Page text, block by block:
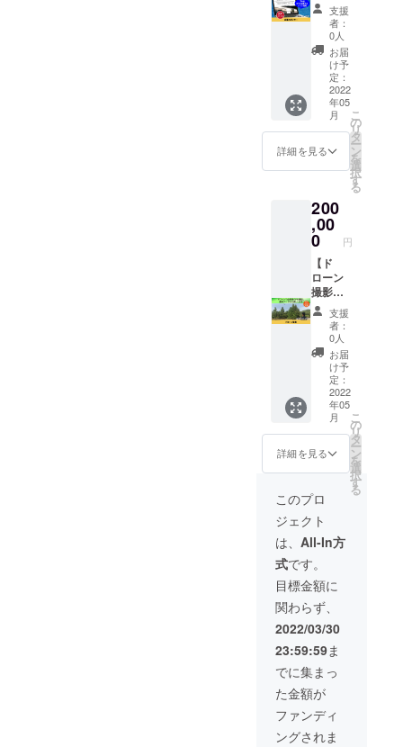
ンサー
として
企業名
を掲載
させて
いただ
きま
す。 あ
なたの
企業名
をスイ
マーコ
ミュニ
「TRUE
FUN」
でPRで
きま
す。 ※
掲載内
容は
メール
にて打
合せさ
せてい
ただき
ます。
※ネット
ワーク
販売や
企業イ
メージ
が相違
する場
合等、
掲載を
お断り
させて
いただ
く場合
があり
ます。
お断り
させて
いただ
いた場
合にお
いても
返金は
いたし
かねま
す。 ※
スイ
マーコ
ミュニ
ティ
「TRUE
FUN」
の企業
スポン
サーに
なれる
権利で
す。 HP
に企業
サーと
して企
業名と
ホーム
ページ
のリン
クを掲
載させ
ていた
だきま
す。 あ
なたの
企業名
をNext
Find
Valueの
HPで
PRでき
ます。
https://
www.ne
xtfindv
alue.co
m/ ※掲
載内容
はメー
ルにて
打合せ
させて
いただ
きま
す。 ※
ネット
ワーク
販売や
企業イ
メージ
が相違
支援
者：
0人
お届
け予
定：
2022
年05
月
詳細を見る
こ
の
リ
タ
ー
ン
を
選
択
す
る
200
,00
0 円
【ド
ローン
撮影】
ドロー
ンで企
業様の
PR撮影
し、撮
影デー
タをお
渡しし
ます。
合計25
分程度
のフラ
イトで
撮影と
なりま
す。 地
方公共
団体、
TV会
社、映
像会社
などと
の実績
のある
ドロー
ン撮影
を是非
ご利用
くださ
い。 ※
空港付
支援
者：
0人
お届
け予
定：
2022
年05
月
詳細を見る
こ
の
リ
タ
ー
ン
を
選
択
す
る
このプロ
ジェクト
は、 All-In方
式です。
目標金額に
関わらず、
2022/03/30
23:59:59ま
でに集まっ
た金額が
ファンディ
ングされま